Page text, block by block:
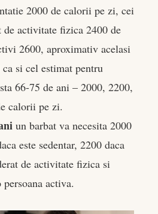
2000 de calorii pe zi, cei
de activitate fizica 2400 de
2600, aproximativ acelasi
si cel estimat pentru
66-75 de ani – 2000, 2200,
calorii pe zi.
un barbat va necesita 2000
este sedentar, 2200 daca
de activitate fizica si
activa.